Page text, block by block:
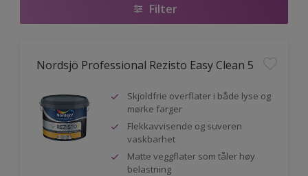
Filter
Nordsjö Professional Rezisto Easy Clean 5
Skjoldfrie overflater i både lyse og
mørke farger
Flekkavvisende og suveren
vaskbarhet
Matte veggflater som tåler høy
belastning